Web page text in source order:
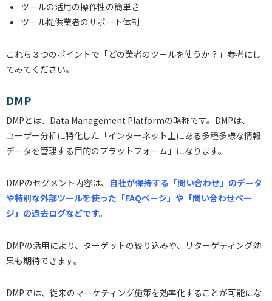
ツールの活用の操作性の簡単さ
ツール提供業者のサポート体制
これら３つのポイントで「どの業者のツールを使うか？」参考にし
てみてください。
DMP
DMPとは、Data Management Platformの略称です。DMPは、
ユーザー分析に特化した「インターネット上にある多種多様な情報
データを管理する目的のプラットフォーム」になります。
DMPのセグメント内容は、 自社が保持する「問い合わせ」のデータ
や特別な外部ツールを使った「FAQページ」や「問い合わせペー
ジ」の過去ログなどです。
DMPの活用により、ターゲットの絞り込みや、リターゲティング効
果も期待できます。
DMPでは、従来のマーケティング施策を効率化することが可能にな